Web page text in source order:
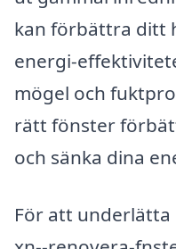
kan förbättra ditt
energi-
mögel och
rätt fönster
och sänka dina
För att